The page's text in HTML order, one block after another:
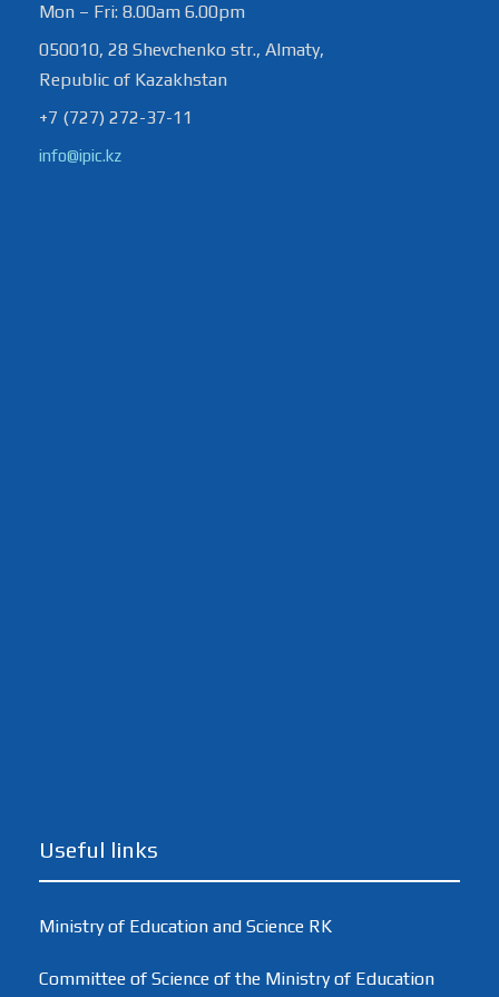
Mon – Fri: 8.00am 6.00pm
050010, 28 Shevchenko str., Almaty,
Republic of Kazakhstan
+7 (727) 272-37-11
info@ipic.kz
Useful links
Ministry of Education and Science RK
Committee of Science of the Ministry of Education